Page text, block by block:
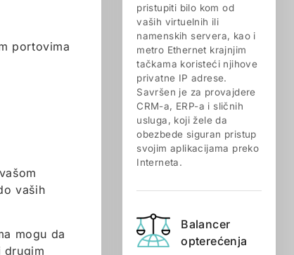
portovima
vaših
mogu da
drugim
pristupiti bilo kom od
vaših virtuelnih ili
namenskih servera, kao i
metro Ethernet krajnjim
tačkama koristeći njihove
privatne IP adrese.
Savršen je za provajdere
CRM-a, ERP-a i sličnih
usluga, koji žele da
obezbede siguran pristup
svojim aplikacijama preko
Interneta.
Balancer
opterećenja